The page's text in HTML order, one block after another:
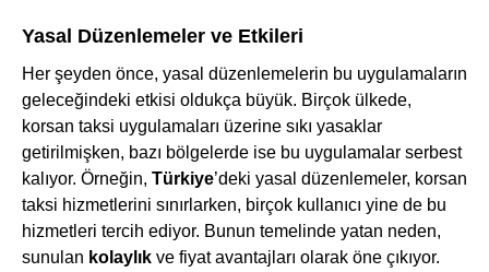
Yasal Düzenlemeler ve Etkileri
Her şeyden önce, yasal düzenlemelerin bu uygulamaların
geleceğindeki etkisi oldukça büyük. Birçok ülkede,
korsan taksi uygulamaları üzerine sıkı yasaklar
getirilmişken, bazı bölgelerde ise bu uygulamalar serbest
kalıyor. Örneğin, Türkiye’deki yasal düzenlemeler, korsan
taksi hizmetlerini sınırlarken, birçok kullanıcı yine de bu
hizmetleri tercih ediyor. Bunun temelinde yatan neden,
sunulan kolaylık ve fiyat avantajları olarak öne çıkıyor.